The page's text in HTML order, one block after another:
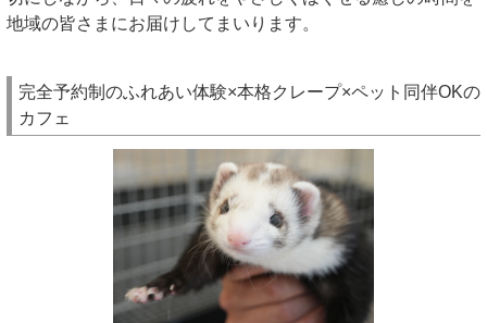
地域の皆さまにお届けしてまいります。
完全予約制のふれあい体験×本格クレープ×ペット同伴OKの
カフェ